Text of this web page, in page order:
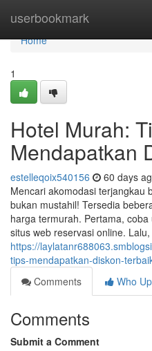
userbookmark
Home
Home
1
Hotel Murah:
Mendapatkan
estelleqoix540156 60 days
Mencari akomodasi terjangkau
bukan mustahil! Tersedia
harga termurah. Pertama,
situs web reservasi online. Lalu,
https://
tips-mendapatkan-diskon-
Comments
Who
Comments
Submit a Comment